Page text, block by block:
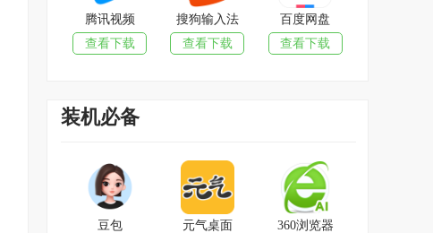
腾讯视频
查看下载
搜狗输入法
查看下载
百度网盘
查看下载
装机必备
豆包
元气桌面
360浏览器